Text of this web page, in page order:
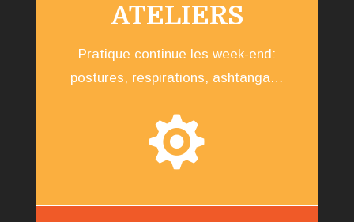
ATELIERS
Pratique continue les week-end:
postures, respirations, ashtanga…
